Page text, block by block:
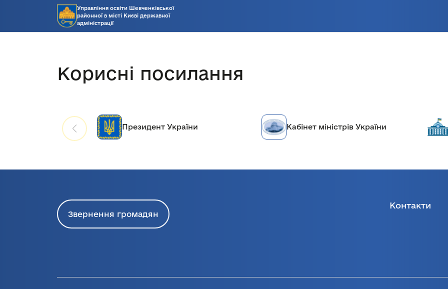
Управління освіти Шевченківської
районної в місті Києві державної
адміністрації
Корисні посилання
Президент України Кабінет міністрів України
Звернення громадян
Контакти